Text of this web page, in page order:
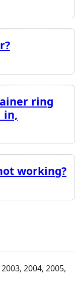
ring
in,
working?
2004, 2005,